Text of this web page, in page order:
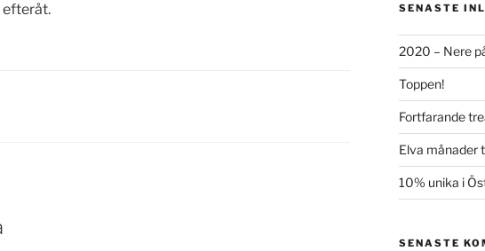
efteråt.
SENASTE
2020 – Nere
Toppen!
Fortfarande
Elva månader
10% unika i
SENASTE